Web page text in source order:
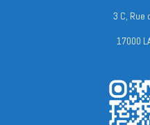
3 C, Rue
17000